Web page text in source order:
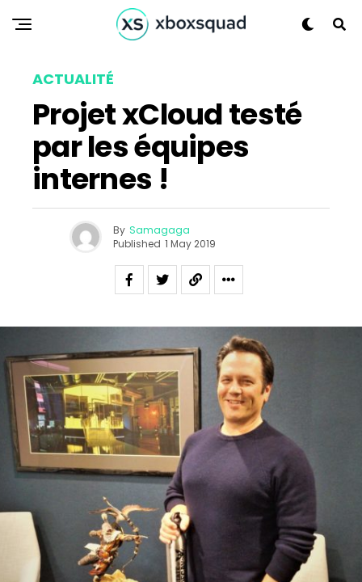
ACTUALITÉ
Projet xCloud testé
par les équipes
internes !
By Samagaga
Published 1 May 2019
Flipboard
Reddit
Pinterest
Email